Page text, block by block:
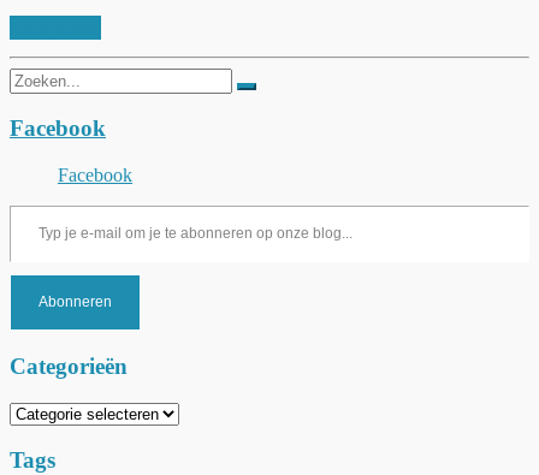
Zoeken
naar:
Facebook
Facebook
Typ je e-mail om je te abonneren op onze blog...
Abonneren
Categorieën
Categorieën
Tags